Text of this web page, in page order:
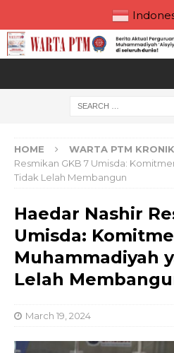
HOME WARTA PTM KRONIK
Resmikan GKB 7 Umisda:
Tidak Lelah Membangun
Haedar Nashir
Umisda:
Muhammadiyah
Lelah
March 19, 2024